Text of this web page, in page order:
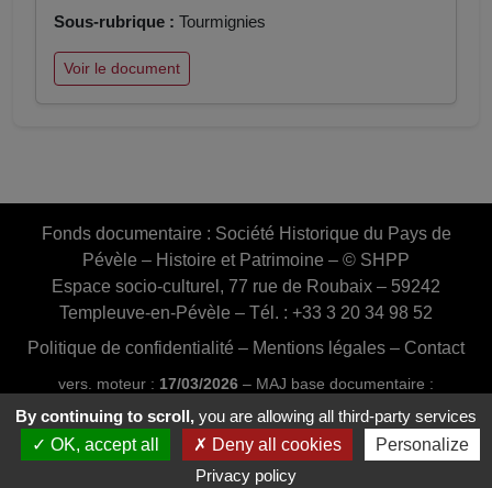
Sous-rubrique : Tourmignies
Voir le document
Fonds documentaire : Société Historique du Pays de
Pévèle – Histoire et Patrimoine – © SHPP
Espace socio-culturel, 77 rue de Roubaix – 59242
Templeuve-en-Pévèle – Tél. : +33 3 20 34 98 52
Politique de confidentialité – Mentions légales – Contact
vers. moteur : 17/03/2026 – MAJ base documentaire :
03/07/2026 16:46:24
Conception et réalisation :Web20MIP.fr
By continuing to scroll, you are allowing all third-party services
OK, accept all
Deny all cookies
Personalize
Privacy policy